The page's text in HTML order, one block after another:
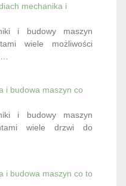
mechanika i
i budowy maszyn
wiele możliwości
i budowa maszyn co
i budowy maszyn
wiele drzwi do
i budowa maszyn co to